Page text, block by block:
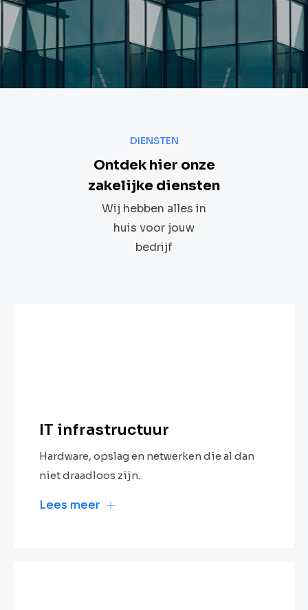
DIENSTEN
Ontdek hier onze
zakelijke diensten
Wij hebben alles in
huis voor jouw
bedrijf
IT infrastructuur
Hardware, opslag en netwerken die al dan
niet draadloos zijn.
Lees meer